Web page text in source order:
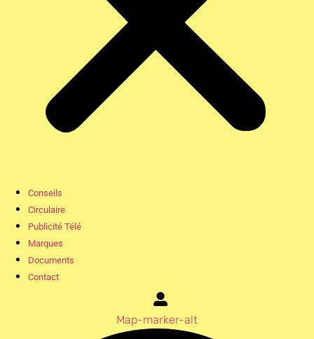
Conseils
Circulaire
Publicité Télé
Marques
Documents
Contact
Map-marker-alt